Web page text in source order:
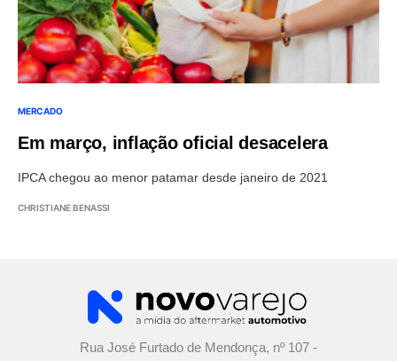
MERCADO
Em março, inflação oficial desacelera
IPCA chegou ao menor patamar desde janeiro de 2021
CHRISTIANE BENASSI
Rua José Furtado de Mendonça, nº 107 -